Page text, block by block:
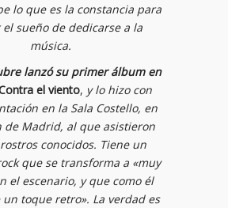
lo que es la constancia para
sueño de dedicarse a la
música.
lanzó su primer álbum en
el viento, y lo hizo con
en la Sala Costello, en
de Madrid, al que asistieron
conocidos. Tiene un
que se transforma a «muy
el escenario, y que como él
toque retro». La verdad es